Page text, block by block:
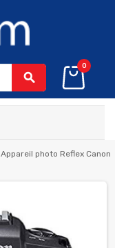
search
0
Appareil photo Reflex Canon